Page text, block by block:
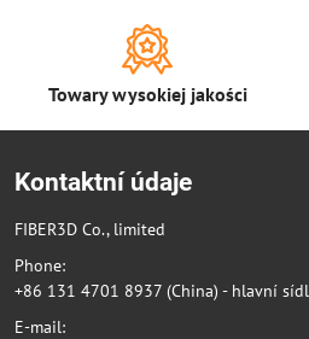
Towary wysokiej jakości
Kontaktní údaje
FIBER3D Co., limited
Phone:
+86 131 4701 8937 (China) - hlavní
E-mail: